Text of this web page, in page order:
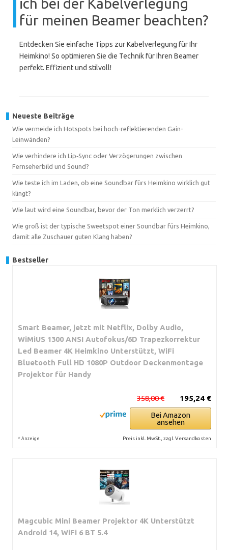
ich bei der Kabelverlegung
für meinen Beamer beachten?
Entdecken Sie einfache Tipps zur Kabelverlegung für Ihr
Heimkino! So optimieren Sie die Technik für Ihren Beamer
perfekt. Effizient und stilvoll!
Neueste Beiträge
Wie vermeide ich Hotspots bei hoch-reflektierenden Gain-
Leinwänden?
Wie verhindere ich Lip‑Sync oder Verzögerungen zwischen
Fernseherbild und Sound?
Wie teste ich im Laden, ob eine Soundbar fürs Heimkino wirklich gut
klingt?
Wie laut wird eine Soundbar, bevor der Ton merklich verzerrt?
Wie groß ist der typische Sweetspot einer Soundbar fürs Heimkino,
damit alle Zuschauer guten Klang haben?
Bestseller
Smart Beamer, jetzt mit Netflix, Dolby Audio,
WiMiUS 1300 ANSI Autofokus/6D Trapezkorrektur
Led Beamer 4K Heimkino Unterstützt, WiFi
Bluetooth Full HD 1080P Outdoor Deckenmontage
Projektor für Handy
195,24 €
358,00 €
Bei Amazon
ansehen
* Anzeige Preis inkl. MwSt., zzgl. Versandkosten
Magcubic Mini Beamer Projektor 4K Unterstützt
Android 14, WiFi 6 BT 5.4